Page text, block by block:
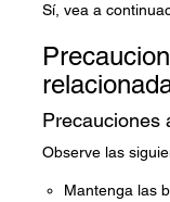
Sí, vea a
Precauciones
Observe las
Mantenga las